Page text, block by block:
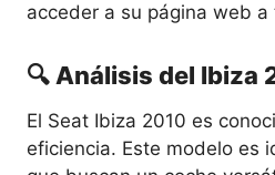
acceder a su página web
🔍 Análisis del Ibiza
El Seat Ibiza 2010 es
eficiencia. Este modelo es